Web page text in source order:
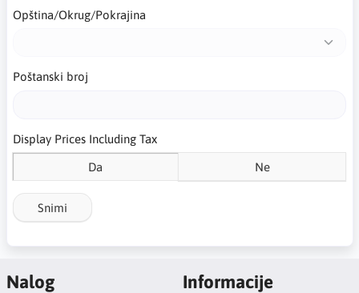
Opština/Okrug/Pokrajina
Poštanski broj
Display Prices Including Tax
Da Ne
Snimi
Nalog Informacije